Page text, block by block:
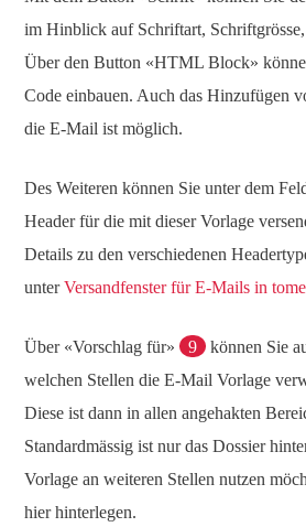
im Hinblick auf Schriftart, Schriftgrösse,
Über den Button «HTML Block»
Code einbauen. Auch das Hinzufügen
die E-Mail ist möglich.
Des Weiteren können Sie unter dem
Header für die mit dieser Vorlage
Details zu den verschiedenen
unterVersandfenster für E-Mails in
Über «Vorschlag für» 9
können Sie
welchen Stellen die E-Mail Vorlage
Diese ist dann in allen angehakten
Standardmässig ist nur das Dossier
Vorlage an weiteren Stellen nutzen
hier hinterlegen.